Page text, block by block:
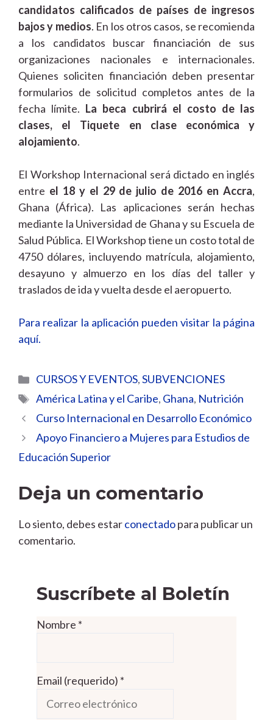
candidatos calificados de países de ingresos
bajos y medios. En los otros casos, se recomienda
a los candidatos buscar financiación de sus
organizaciones nacionales e internacionales.
Quienes soliciten financiación deben presentar
formularios de solicitud completos antes de la
fecha límite. La beca cubrirá el costo de las
clases, el Tiquete en clase económica y
alojamiento.
El Workshop Internacional será dictado en inglés
entre el 18 y el 29 de julio de 2016 en Accra,
Ghana (África). Las aplicaciones serán hechas
mediante la Universidad de Ghana y su Escuela de
Salud Pública. El Workshop tiene un costo total de
4750 dólares, incluyendo matrícula, alojamiento,
desayuno y almuerzo en los días del taller y
traslados de ida y vuelta desde el aeropuerto.
Para realizar la aplicación pueden visitar la página
aquí.
Categorías
CURSOS Y EVENTOS,SUBVENCIONES
Etiquetas
América Latina y el Caribe, Ghana, Nutrición
Curso Internacional en Desarrollo Económico
Apoyo Financiero a Mujeres para Estudios de
Educación Superior
Deja un comentario
Lo siento, debes estarconectadopara publicar un
comentario.
Suscríbete al Boletín
Nombre *
Email (requerido) *